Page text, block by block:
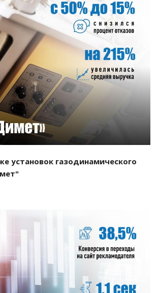
Смотреть проект
установок газодинамического